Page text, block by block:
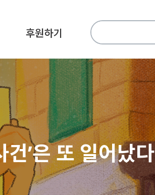
후원하기
검
색:
’은 또 일어났다